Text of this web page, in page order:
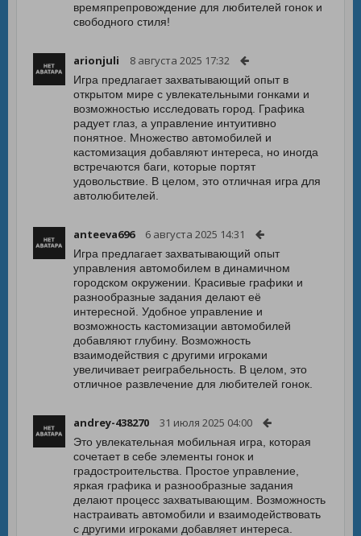
времяпрепровождение для любителей гонок и
свободного стиля!
arionjuli 8 августа 2025 17:32
Игра предлагает захватывающий опыт в
открытом мире с увлекательными гонками и
возможностью исследовать город. Графика
радует глаз, а управление интуитивно
понятное. Множество автомобилей и
кастомизация добавляют интереса, но иногда
встречаются баги, которые портят
удовольствие. В целом, это отличная игра для
автолюбителей.
anteeva696 6 августа 2025 14:31
Игра предлагает захватывающий опыт
управления автомобилем в динамичном
городском окружении. Красивые графики и
разнообразные задания делают её
интересной. Удобное управление и
возможность кастомизации автомобилей
добавляют глубину. Возможность
взаимодействия с другими игроками
увеличивает реиграбельность. В целом, это
отличное развлечение для любителей гонок.
andrey-438270 31 июля 2025 04:00
Это увлекательная мобильная игра, которая
сочетает в себе элементы гонок и
градостроительства. Простое управление,
яркая графика и разнообразные задания
делают процесс захватывающим. Возможность
настраивать автомобили и взаимодействовать
с другими игроками добавляет интереса.